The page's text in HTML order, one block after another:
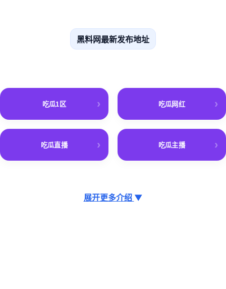
黑料网最新发布地址
吃瓜1区 吃瓜网红
吃瓜直播 吃瓜主播
展开更多介绍 ▼